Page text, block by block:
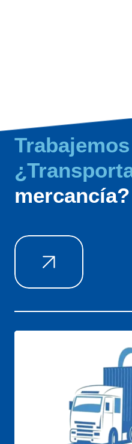
Trabajemos
mercancía?